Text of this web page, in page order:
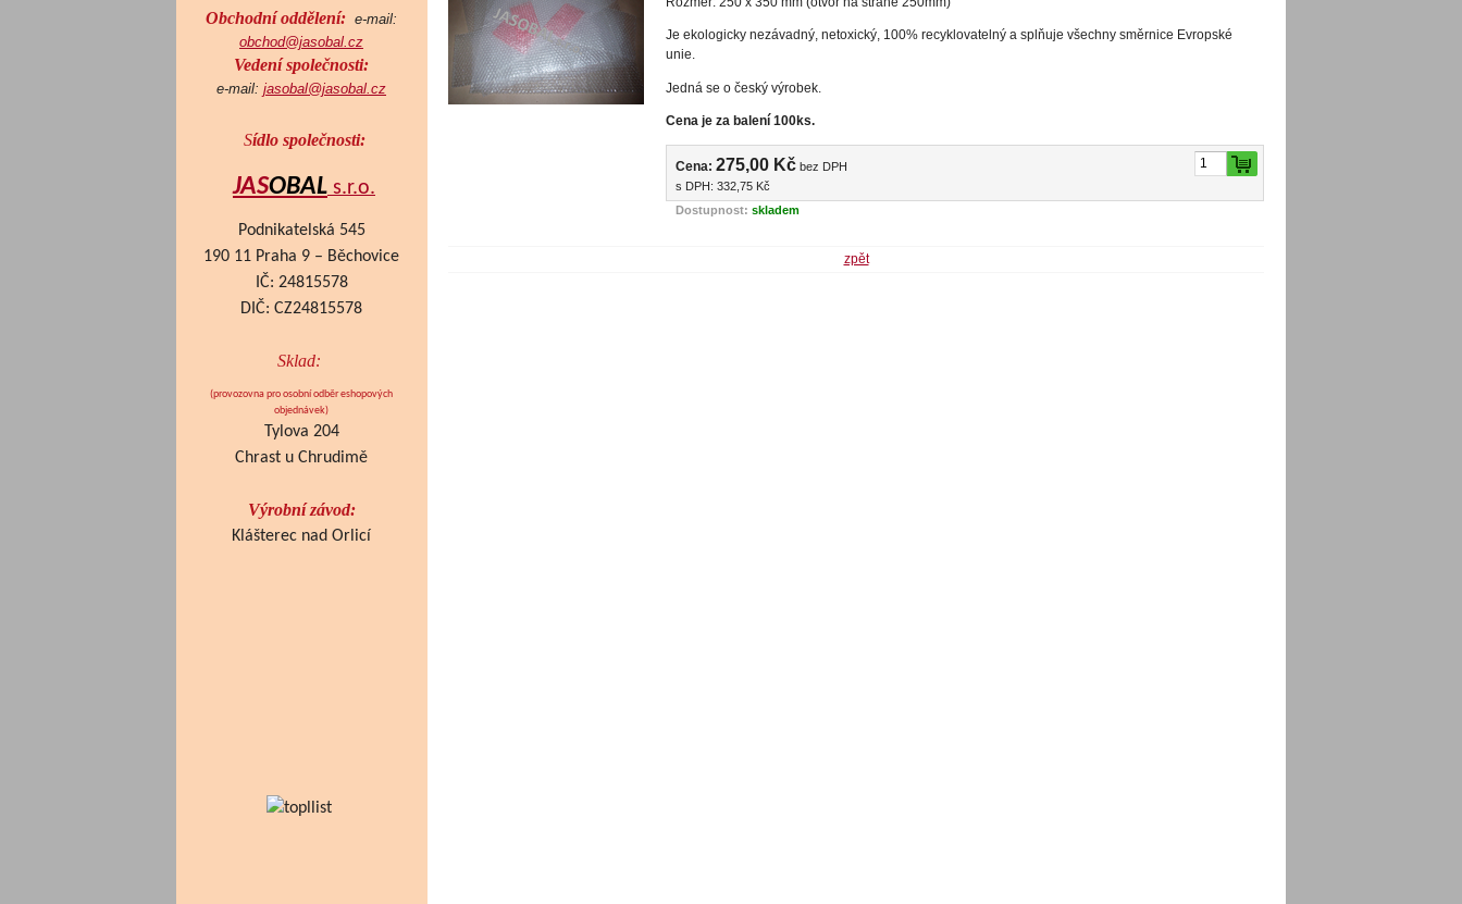
Je ekologicky nezávadný, netoxický, 100% recyklovatelný a splňuje všechny směrnice Evropské
unie.
Jedná se o český výrobek.
Cena je za balení 100ks.
Cena: 275,00 Kč bez DPH
s DPH: 332,75 Kč
Dostupnost: skladem
zpět
Obchodní oddělení: e-mail:
obchod@jasobal.cz
Vedení společnosti:
e-mail: jasobal@jasobal.cz
Sídlo společnosti:
JASOBAL s.r.o.
Podnikatelská 545
190 11 Praha 9 – Běchovice
IČ: 24815578
DIČ: CZ24815578
Sklad:
(provozovna pro osobní odběr eshopových
objednávek)
Tylova 204
Chrast u Chrudimě
Výrobní závod:
Klášterec nad Orlicí